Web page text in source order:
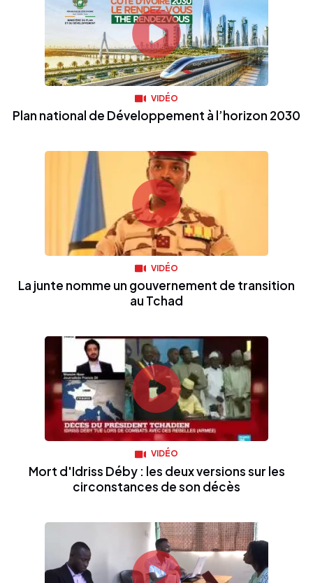
VIDÉO
Plan national de Développement à l’horizon 2030
VIDÉO
La junte nomme un gouvernement de transition
au Tchad
VIDÉO
Mort d'Idriss Déby : les deux versions sur les
circonstances de son décès